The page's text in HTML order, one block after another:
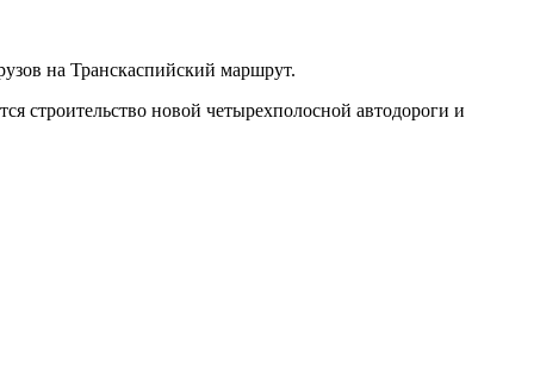
на Транскаспийский маршрут.
строительство новой четырехполосной автодороги и